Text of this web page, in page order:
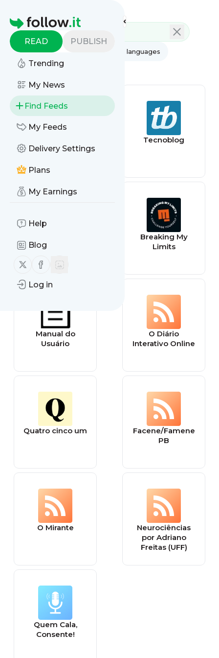
Homepage
READ PUBLISH
Trending
My News
Find Feeds
My Feeds
Delivery Settings
Plans
My Earnings
Help
Blog
Follow us on X (twitter)
Follow us on Facebook
Log in
AI All categories All languages
All feed types
Gerenciamento
em um só lugar!
Tecnoblog
Breaking My
Limits
Manual do
Usuário
O Diário
Interativo Online
Quatro cinco um
Facene/Famene
PB
O Mirante
Neurociências
por Adriano
Freitas (UFF)
Quem Cala,
Consente!